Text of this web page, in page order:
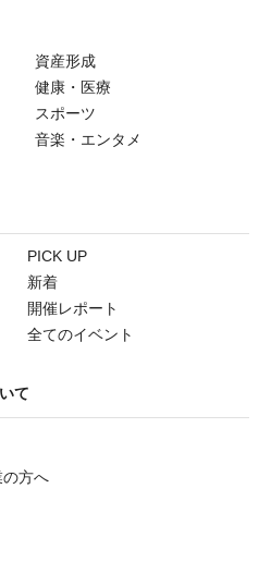
資産形成
健康・医療
スポーツ
音楽・エンタメ
PICK UP
新着
開催レポート
全てのイベント
て
方へ